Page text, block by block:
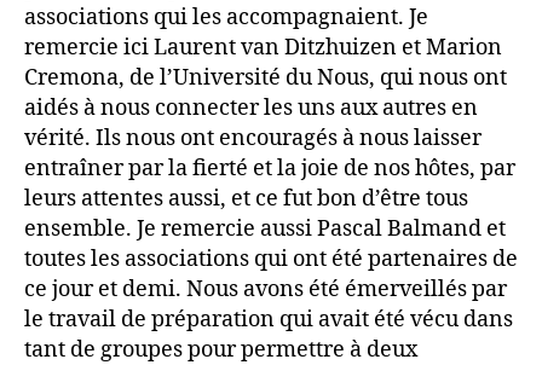
associations qui les accompagnaient. Je
remercie ici Laurent van Ditzhuizen et Marion
Cremona, de l’Université du Nous, qui nous ont
aidés à nous connecter les uns aux autres en
vérité. Ils nous ont encouragés à nous laisser
entraîner par la fierté et la joie de nos hôtes, par
leurs attentes aussi, et ce fut bon d’être tous
ensemble. Je remercie aussi Pascal Balmand et
toutes les associations qui ont été partenaires de
ce jour et demi. Nous avons été émerveillés par
le travail de préparation qui avait été vécu dans
tant de groupes pour permettre à deux